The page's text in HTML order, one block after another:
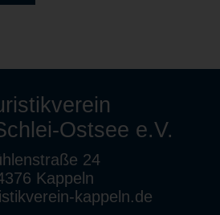
Ostsee e.V.
24
Kappeln
kappeln.de